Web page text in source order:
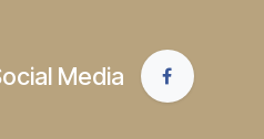
Media